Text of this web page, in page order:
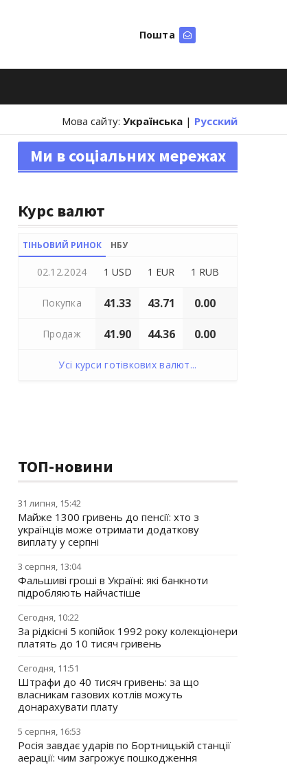
Пошта
Мова сайту: Українська | Русский
Ми в соціальних мережах
Курс валют
ТІНЬОВИЙ РИНОК НБУ
02.12.2024 1 USD 1 EUR 1 RUB
Покупка 41.33 43.71 0.00
Продаж 41.90 44.36 0.00
Усі курси готівкових валют...
ТОП-новини
31 липня, 15:42
Майже 1300 гривень до пенсії: хто з
українців може отримати додаткову
виплату у серпні
3 серпня, 13:04
Фальшиві гроші в Україні: які банкноти
підробляють найчастіше
Сегодня, 10:22
За рідкісні 5 копійок 1992 року колекціонери
платять до 10 тисяч гривень
Сегодня, 11:51
Штрафи до 40 тисяч гривень: за що
власникам газових котлів можуть
донарахувати плату
5 серпня, 16:53
Росія завдає ударів по Бортницькій станції
аерації: чим загрожує пошкодження